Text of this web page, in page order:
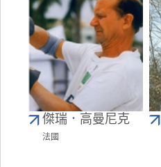
傑瑞．高曼尼克
法國